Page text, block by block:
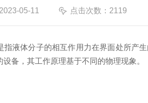
05-11 点击次数：2119
体分子的相互作用力在界面处所产生
备，其工作原理基于不同的物理现象。